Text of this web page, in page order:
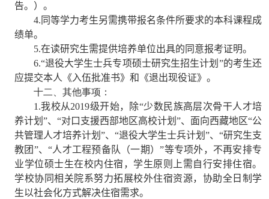
告。）。
4. 同等学力考生另需携带报名条件所要求的本科课程成
绩单。
5.在读研究生需提供培养单位出具的同意报考证明。
6.“退役大学生士兵专项硕士研究生招生计划”的考生还
应提交本人《入伍批准书》和《退出现役证》。
十二、其他事项：
1.我校从2019级开始，除“少数民族高层次骨干人才培
养计划”、“对口支援西部地区高校计划”、面向西藏地区“公
共管理人才培养计划”、“退役大学生士兵计划”、“研究生支
教团”、“人才工程预备队（一期）”等专项外，不再安排专
业学位硕士生在校内住宿，学生原则上需自行安排住宿。
学校协同相关院系努力拓展校外住宿资源，协助全日制学
生以社会化方式解决住宿需求。